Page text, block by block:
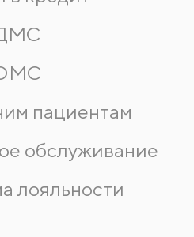
пациентам
обслуживание
лояльности